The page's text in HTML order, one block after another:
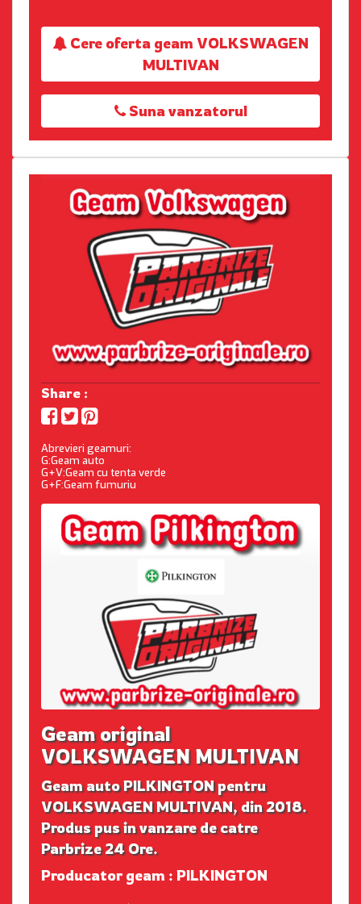
Cere oferta geam VOLKSWAGEN
MULTIVAN
Suna vanzatorul
Share :
Abrevieri geamuri:
G:Geam auto
G+V:Geam cu tenta verde
G+F:Geam fumuriu
Geam original
VOLKSWAGEN MULTIVAN
Geam auto PILKINGTON pentru
VOLKSWAGEN MULTIVAN, din 2018.
Produs pus in vanzare de catre
Parbrize 24 Ore.
Producator geam : PILKINGTON